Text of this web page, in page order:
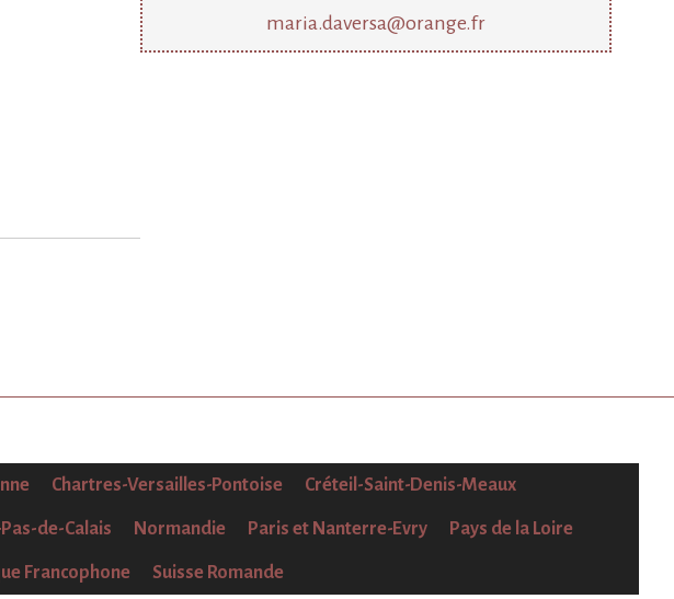
maria.daversa@orange.fr
Chartres-Versailles-Pontoise Créteil-Saint-Denis-Meaux
de-Calais Normandie Paris et Nanterre-Evry Pays de la Loire
Francophone Suisse Romande